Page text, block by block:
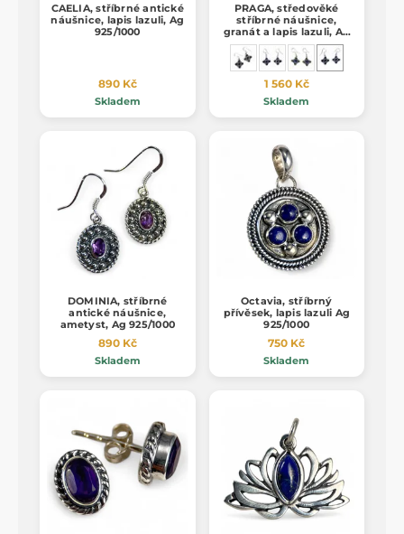
CAELIA, stříbrné antické
náušnice, lapis lazuli, Ag
925/1000
890 Kč
Skladem
PRAGA, středověké
stříbrné náušnice,
granát a lapis lazuli, Ag
925/1000
1 560 Kč
Skladem
DOMINIA, stříbrné
antické náušnice,
ametyst, Ag 925/1000
890 Kč
Skladem
Octavia, stříbrný
přívěsek, lapis lazuli Ag
925/1000
750 Kč
Skladem